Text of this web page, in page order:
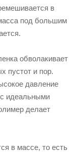
в
под большим
обволакивает
пустот и пор.
давление
идеальными
делает
в массе, то есть